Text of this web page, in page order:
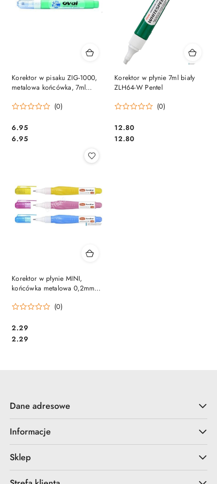
Korektor w pisaku ZIG-1000,
metalowa końcówka, 7ml
(0)
Cena:
6.95
Cena:
6.95
Korektor w płynie 7ml biały
ZLH64-W Pentel
(0)
Cena:
12.80
Cena:
12.80
Korektor w płynie MINI,
końcówka metalowa 0,2mm
(0)
Cena:
2.29
Cena:
2.29
Dane adresowe
Informacje
Sklep